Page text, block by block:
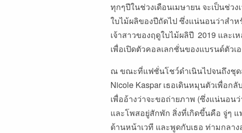
ทุกๆปีในช่วงเดือนเมษายน จะเป็นช่ว
ใบไม้ผลิของปีถัดไปซึ่งแน่นอนว่าสำห
เจ้าสาวของฤดูใบไม้ผลิปี 2019 และเ
เพื่อเปิดตัวคอลเลกชั่นของแบรนด์ตัวเ
ณขณะที่แฟชั่นโชว์ดำเนินไปจนถึงชุด
Nicole Kaspar เธอเดินหมุนตัวเพื่อกลั
เพื่ออ้างว่าจะขอถ่ายภาพ (ซึ่งแน่นอนว่
และโพสอยู่สักพัก สิ่งที่เกิดขึ้นคือ จู่ๆ แ
ด้านหน้าเวที และพูดกับเธอ ท่ามกลา